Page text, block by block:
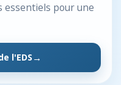
essentiels pour une
l'EDS